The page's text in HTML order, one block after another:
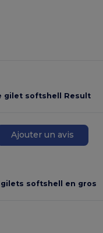
gilet softshell Result
Ajouter un avis
gilets softshell en gros